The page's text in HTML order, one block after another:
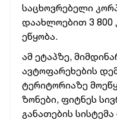
საცხოვრებელი
დაახლოებით 3 800
ეწყობა.
ამ ეტაპზე,
ავტოფარეხების
ტერიტორიაზე
ზონები, ფიტნეს
განათების